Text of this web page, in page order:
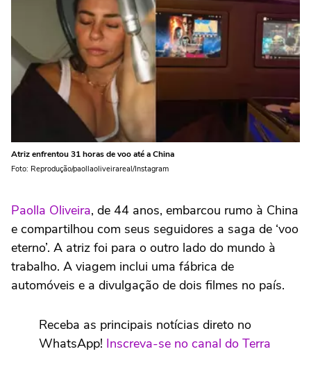
Atriz enfrentou 31 horas de voo até a China
Foto: Reprodução/paollaoliveirareal/Instagram
Paolla Oliveira, de 44 anos, embarcou rumo à China
e compartilhou com seus seguidores a saga de ‘voo
eterno’. A atriz foi para o outro lado do mundo à
trabalho. A viagem inclui uma fábrica de
automóveis e a divulgação de dois filmes no país.
Receba as principais notícias direto no
WhatsApp! Inscreva-se no canal do Terra